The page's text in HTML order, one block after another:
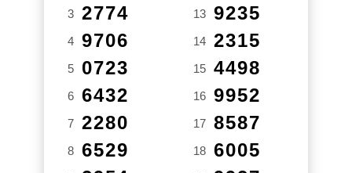
3 2774
4 9706
5 0723
6 6432
7 2280
8 6529
13 9235
14 2315
15 4498
16 9952
17 8587
18 6005